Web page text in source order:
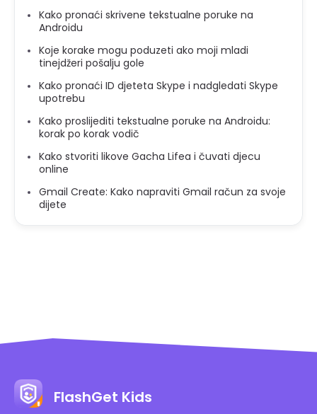
Kako pronaći skrivene tekstualne poruke na
Androidu
Koje korake mogu poduzeti ako moji mladi
tinejdžeri pošalju gole
Kako pronaći ID djeteta Skype i nadgledati Skype
upotrebu
Kako proslijediti tekstualne poruke na Androidu:
korak po korak vodič
Kako stvoriti likove Gacha Lifea i čuvati djecu
online
Gmail Create: Kako napraviti Gmail račun za svoje
dijete
FlashGet Kids